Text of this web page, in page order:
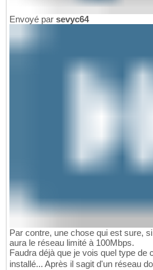
Envoyé par sevyc64
Par contre, une chose qui est sure,
aura le réseau limité à 100Mbps.
Faudra déjà que je vois quel type de
installé... Après il sagit d'un réseau